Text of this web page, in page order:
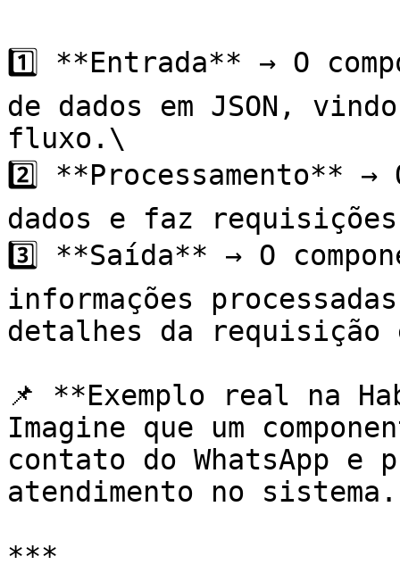
1️⃣ **Entrada** → O
de dados em JSON,
fluxo.\
2️⃣ **Processamento** →
dados e faz
3️⃣ **Saída** → O
informações
detalhes da
📌 **Exemplo real na
Imagine que um
contato do WhatsApp
atendimento no sistema.
***